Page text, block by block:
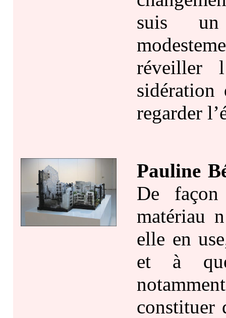
suis un
réveiller
regarder
Pauline
De façon
matériau
elle en
et à
constituer